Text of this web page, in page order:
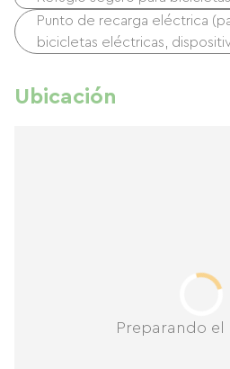
Punto de recarga eléctrica
bicicletas eléctricas,
Ubicación
Preparando el